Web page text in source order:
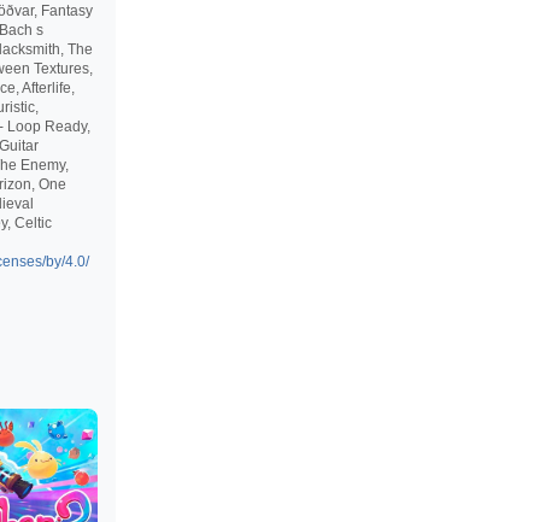
Fantasy
s
The
Textures,
Afterlife,
Loop Ready,
Enemy,
One
Celtic
by/4.0/